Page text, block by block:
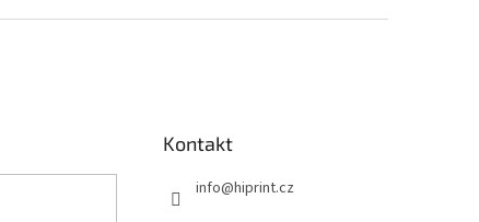
Kontakt
info@hiprint.cz